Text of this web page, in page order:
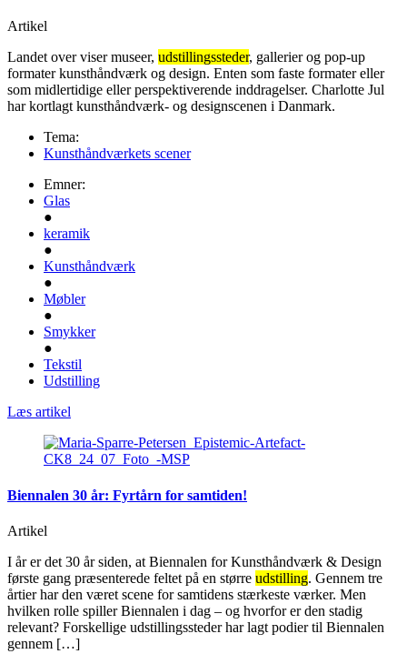
Artikel
Landet over viser museer, udstillingssteder, gallerier og pop-up
formater kunsthåndværk og design. Enten som faste formater eller
som midlertidige eller perspektiverende inddragelser. Charlotte Jul
har kortlagt kunsthåndværk- og designscenen i Danmark.
Tema:
Kunsthåndværkets scener
Emner:
Glas
●
keramik
●
Kunsthåndværk
●
Møbler
●
Smykker
●
Tekstil
Udstilling
Læs artikel
Biennalen 30 år: Fyrtårn for samtiden!
Artikel
I år er det 30 år siden, at Biennalen for Kunsthåndværk & Design
første gang præsenterede feltet på en større udstilling. Gennem tre
årtier har den været scene for samtidens stærkeste værker. Men
hvilken rolle spiller Biennalen i dag – og hvorfor er den stadig
relevant? Forskellige udstillingssteder har lagt podier til Biennalen
gennem […]